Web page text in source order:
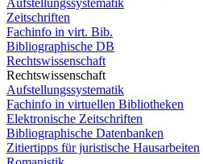
Aufstellungssystematik
Zeitschriften
Fachinfo in virt. Bib.
Bibliographische DB
Rechtswissenschaft
Rechtswissenschaft
Aufstellungssystematik
Fachinfo in virtuellen Bibliotheken
Elektronische Zeitschriften
Bibliographische Datenbanken
Zitiertipps für juristische Hausarbeiten